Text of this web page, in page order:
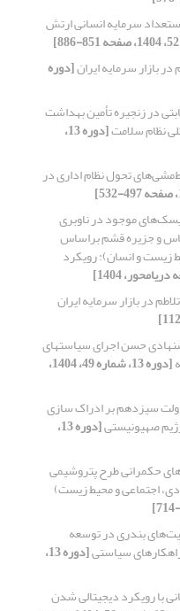
سرمایه انسانی ارتش
بازار سرمایه ایران[دوره
در زنجیره تأمین بهداشت
نظام سلامت [دوره 13،
تحول نظام اداری در
موجود در ناوبری
و جزیره قشم براساس
زیست و انسان): رویکرد
در بازار سرمایه ایران
حسن اجرای سیاستهای
[دوره 13، شماره 49، 1404،
سیزدهم بر ادراک سازی
صهیونیستی [دوره 13،
حکمرانی طرح پتروشیمی
اجتماعی و محیط زیست)
بندری در توسعه
سیاستی [دوره 13،
با رویکرد دیجیتالی شدن